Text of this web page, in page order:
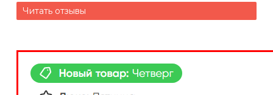
Читать отзывы